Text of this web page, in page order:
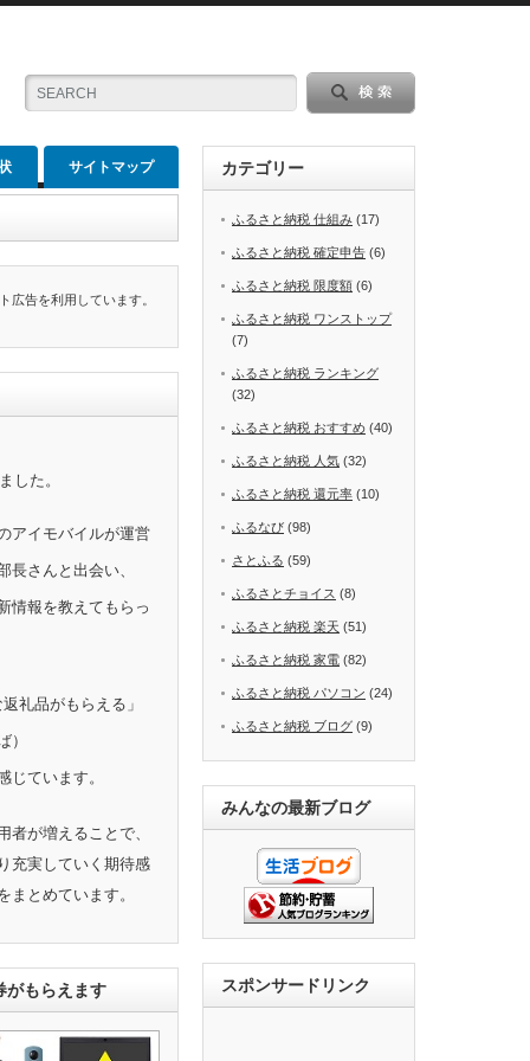
サイトマップ
広告を利用しています。
した。
アイモバイルが運営
長さんと出会い、
情報を教えてもらっ
礼品がもらえる」
）
じています。
者が増えることで、
充実していく期待感
まとめています。
がもらえます
カテゴリー
ふるさと納税 仕組み (17)
ふるさと納税 確定申告 (6)
ふるさと納税 限度額 (6)
ふるさと納税 ワンストップ
(7)
ふるさと納税 ランキング
(32)
ふるさと納税 おすすめ (40)
ふるさと納税 人気 (32)
ふるさと納税 還元率 (10)
ふるなび (98)
さとふる (59)
ふるさとチョイス (8)
ふるさと納税 楽天 (51)
ふるさと納税 家電 (82)
ふるさと納税 パソコン (24)
ふるさと納税 ブログ (9)
みんなの最新ブログ
スポンサードリンク